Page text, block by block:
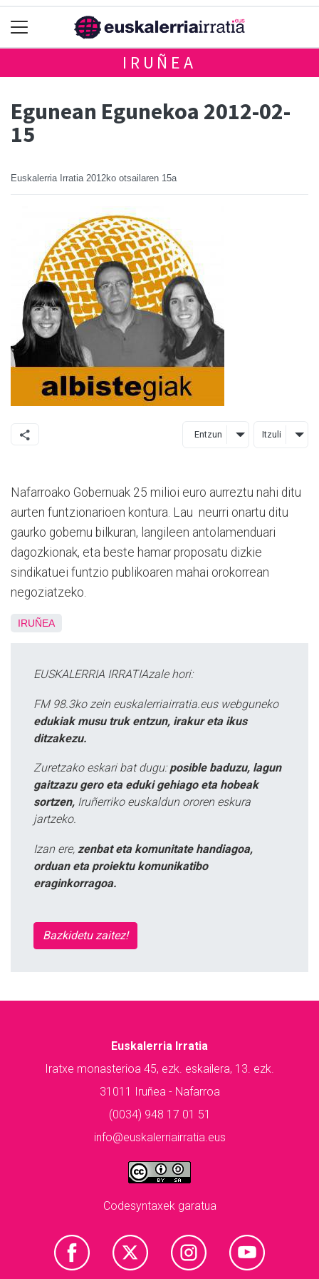
IRUÑEA
Egunean Egunekoa 2012-02-
15
Euskalerria Irratia 2012ko otsailaren 15a
Entzun Itzuli
Nafarroako Gobernuak 25 milioi euro aurreztu nahi ditu
aurten funtzionarioen kontura. Lau neurri onartu ditu
gaurko gobernu bilkuran, langileen antolamenduari
dagozkionak, eta beste hamar proposatu dizkie
sindikatuei funtzio publikoaren mahai orokorrean
negoziatzeko.
IRUÑEA
EUSKALERRIA IRRATIAzale hori:
FM 98.3ko zein euskalerriairratia.eus webguneko
edukiak musu truk entzun, irakur eta ikus
ditzakezu.
Zuretzako eskari bat dugu: posible baduzu, lagun
gaitzazu gero eta eduki gehiago eta hobeak
sortzen, Iruñerriko euskaldun ororen eskura
jartzeko.
Izan ere, zenbat eta komunitate handiagoa,
orduan eta proiektu komunikatibo
eraginkorragoa.
Bazkidetu zaitez!
Euskalerria Irratia
Iratxe monasterioa 45, ezk. eskailera, 13. ezk.
31011 Iruñea - Nafarroa
(0034) 948 17 01 51
info@euskalerriairratia.eus
Codesyntaxek garatua